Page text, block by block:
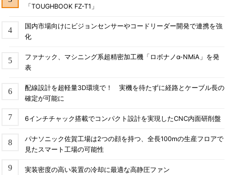
「TOUGHBOOK FZ-T1」
国内市場向けにビジョンセンサーやコードリーダー開発で連携を強
化
ファナック、マシニング系超精密加工機「ロボナノα-NMiA」を発
表
配線設計を超軽量3D環境で！ 実機を待たずに経路とケーブル長の
確定が可能に
6インチチャック搭載でコンパクト設計を実現したCNC内面研削盤
パナソニック佐賀工場は2つの顔を持つ、全長100mの生産フロアで
見たスマート工場の可能性
実装密度の高い装置の冷却に最適な高静圧ファン